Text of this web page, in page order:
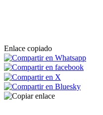
Enlace copiado